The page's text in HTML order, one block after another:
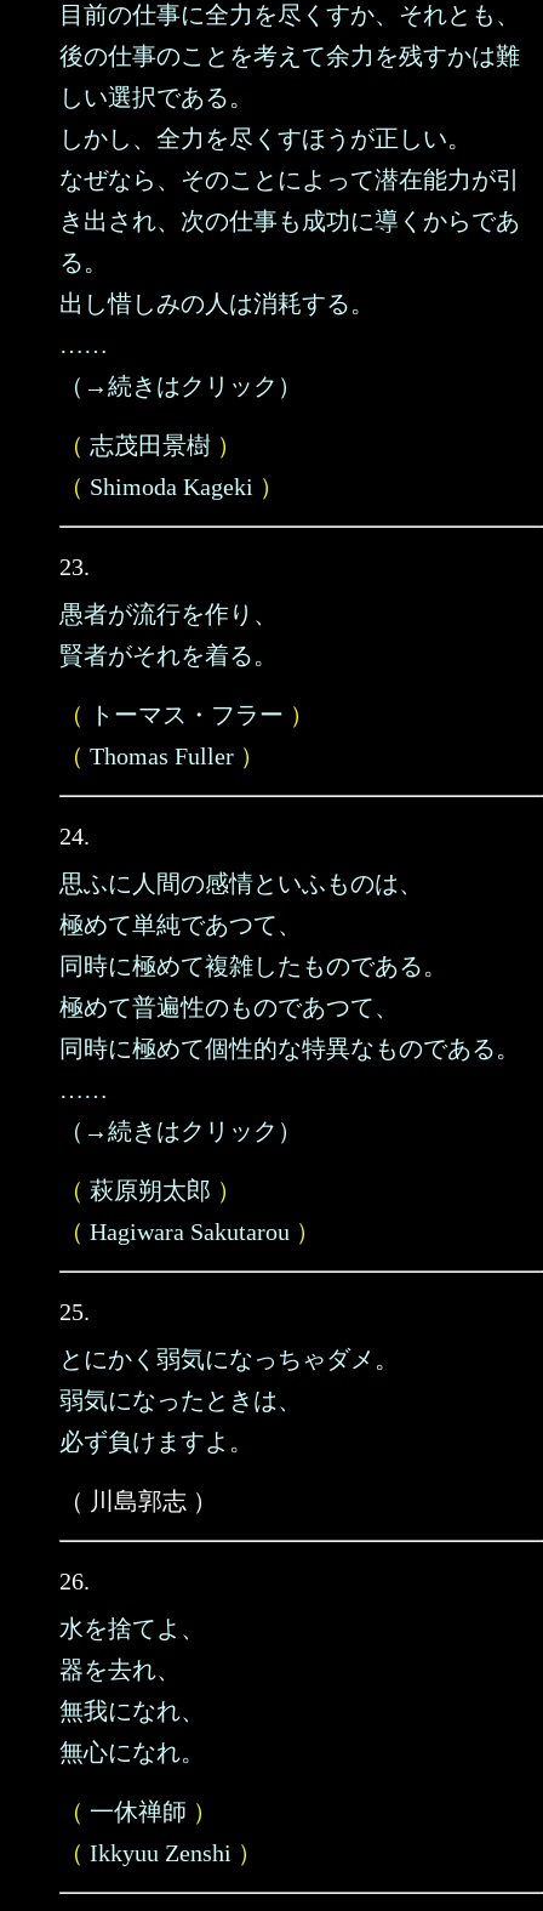
目前の仕事に全力を尽くすか、それとも、
後の仕事のことを考えて余力を残すかは難
しい選択である。
しかし、全力を尽くすほうが正しい。
なぜなら、そのことによって潜在能力が引
き出され、次の仕事も成功に導くからであ
る。
出し惜しみの人は消耗する。
……
（→続きはクリック）
（ 志茂田景樹 ）
（ Shimoda Kageki ）
23.
愚者が流行を作り、
賢者がそれを着る。
（ トーマス・フラー ）
（ Thomas Fuller ）
24.
思ふに人間の感情といふものは、
極めて単純であつて、
同時に極めて複雑したものである。
極めて普遍性のものであつて、
同時に極めて個性的な特異なものである。
……
（→続きはクリック）
（ 萩原朔太郎 ）
（ Hagiwara Sakutarou ）
25.
とにかく弱気になっちゃダメ。
弱気になったときは、
必ず負けますよ。
（ 川島郭志 ）
26.
水を捨てよ、
器を去れ、
無我になれ、
無心になれ。
（ 一休禅師 ）
（ Ikkyuu Zenshi ）